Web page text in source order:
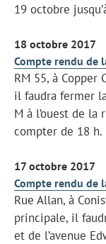
19 octobre
18 octobre 2017
Compte rendu de
RM 55, à
il faudra fermer
M à l’ouest de
compter de 18 h.
17 octobre 2017
Compte rendu de
Rue Allan, à
principale, il
et de l’avenue